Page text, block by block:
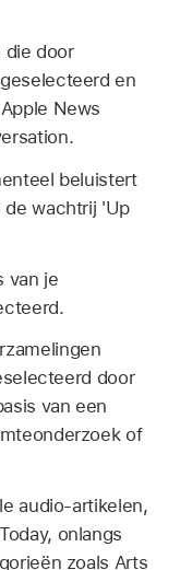
die door
en
News
beluistert
de wachtrij 'Up
van je
door
van een
of
audio-artikelen,
onlangs
zoals Arts